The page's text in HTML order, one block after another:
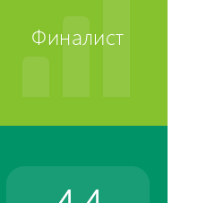
Финалист